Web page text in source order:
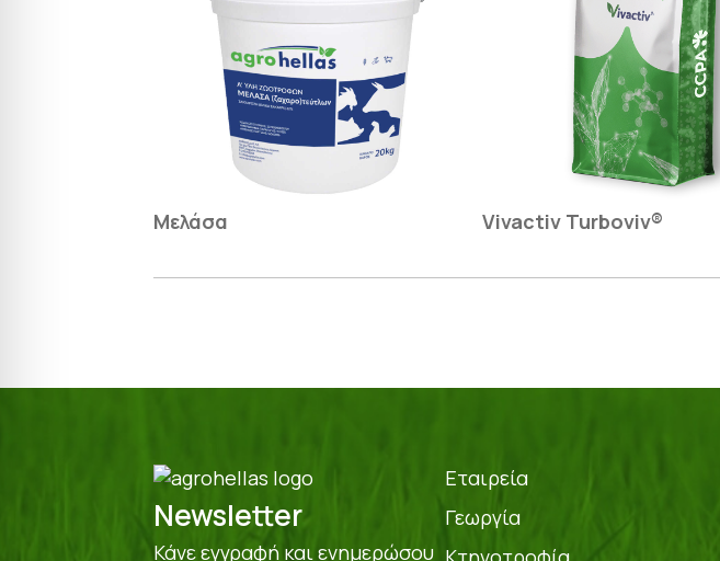
Μελάσα Vivactiv Turboviv®
Newsletter
Κάνε εγγραφή και ενημερώσου
Εταιρεία
Γεωργία